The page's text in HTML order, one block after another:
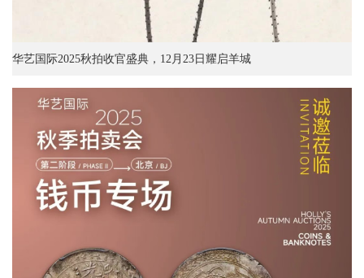
华艺国际2025秋拍收官盛典，12月23日耀启羊城